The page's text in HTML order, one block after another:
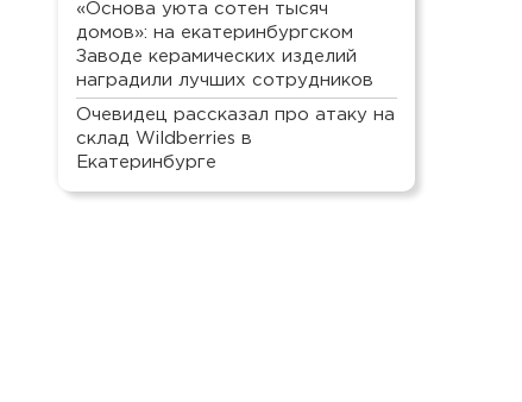
«Основа уюта сотен тысяч
домов»: на екатеринбургском
Заводе керамических изделий
наградили лучших сотрудников
Очевидец рассказал про атаку на
склад Wildberries в
Екатеринбурге